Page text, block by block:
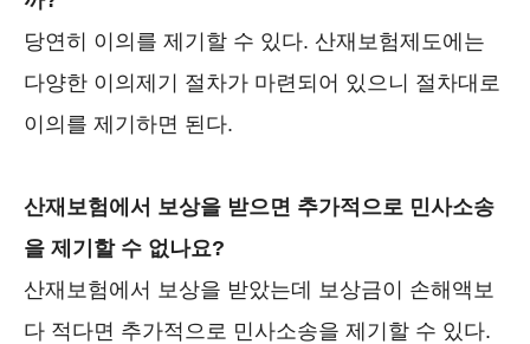
당연히 이의를 제기할 수 있다. 산재보험제도에는
다양한 이의제기 절차가 마련되어 있으니 절차대로
이의를 제기하면 된다.
산재보험에서 보상을 받으면 추가적으로 민사소송
을 제기할 수 없나요?
산재보험에서 보상을 받았는데 보상금이 손해액보
다 적다면 추가적으로 민사소송을 제기할 수 있다.